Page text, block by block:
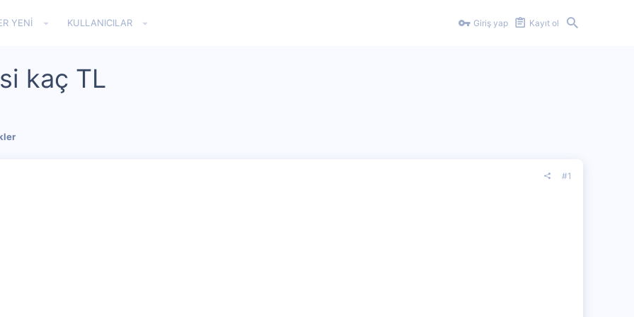
YENI KULLANICILAR Giriş yap Kayıt ol
kaç TL
#1